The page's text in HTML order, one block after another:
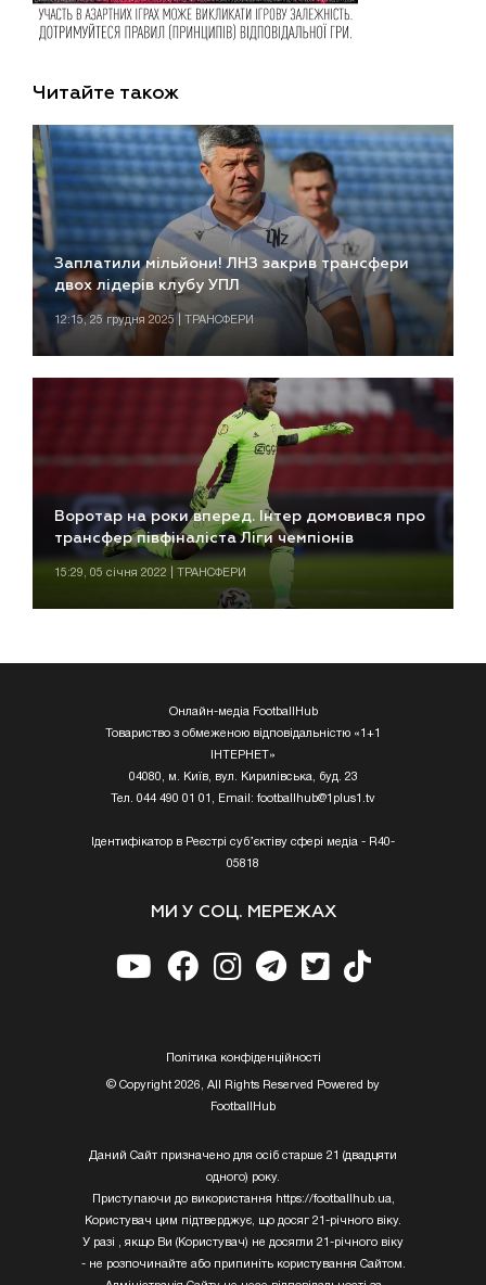
Читайте також
Заплатили мільйони! ЛНЗ закрив трансфери
двох лідерів клубу УПЛ
12:15, 25 грудня 2025 | ТРАНСФЕРИ
Воротар на роки вперед. Інтер домовився про
трансфер півфіналіста Ліги чемпіонів
15:29, 05 січня 2022 | ТРАНСФЕРИ
Онлайн-медіа FootballHub
Товариство з обмеженою відповідальністю «1+1
ІНТЕРНЕТ»
04080, м. Київ, вул. Кирилівська, буд. 23
Тел. 044 490 01 01, Email: footballhub@1plus1.tv
Ідентифікатор в Реєстрі суб’єктіву сфері медіа - R40-
05818
МИ У СОЦ. МЕРЕЖАХ
Полiтика конфiденцiйностi
© Copyright 2026, All Rights Reserved Powered by
FootballHub
Даний Сайт призначено для осіб старше 21 (двадцяти
одного) року.
Приступаючи до використання https://footballhub.ua,
Користувач цим підтверджує, що досяг 21-річного віку.
У разі , якщо Ви (Користувач) не досягли 21-річного віку
- не розпочинайте або припиніть користування Сайтом.